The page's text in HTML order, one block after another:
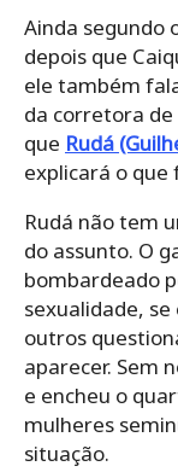
Ainda segundo
depois que
ele também
da corretora de
que Rudá
explicará o que
Rudá não tem
do assunto. O
bombardeado
sexualidade,
outros
aparecer. Sem
e encheu o
mulheres
situação.